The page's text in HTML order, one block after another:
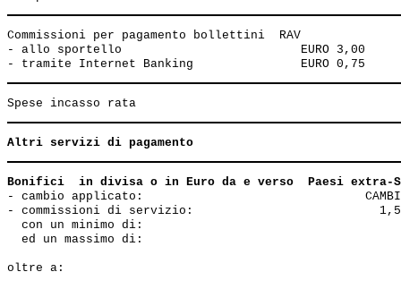
Commissioni per pagamento bollettini  RAV
- allo sportello                         EURO 3,00
Altri servizi di pagamento
Bonifici  in divisa o in Euro da e verso  Paesi extra-
- cambio applicato:                               CAMBIO
- commissioni di servizio:
con un minimo di:
ed un massimo di:
oltre a: